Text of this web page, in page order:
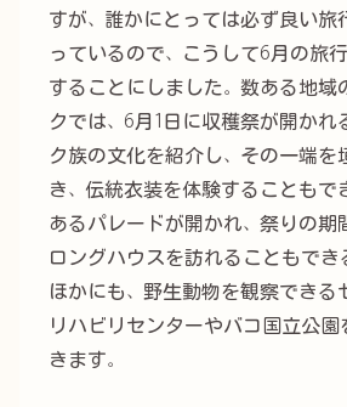
すが、誰かにとっては必ず良い旅
っているので、こうして6月の旅
することにしました。数ある地域
クでは、6月1日に収穫祭が開かれ
ク族の文化を紹介し、その一端を
き、伝統衣装を体験することもで
あるパレードが開かれ、祭りの期
ロングハウスを訪れることもでき
ほかにも、野生動物を観察できる
リハビリセンターやバコ国立公
きます。